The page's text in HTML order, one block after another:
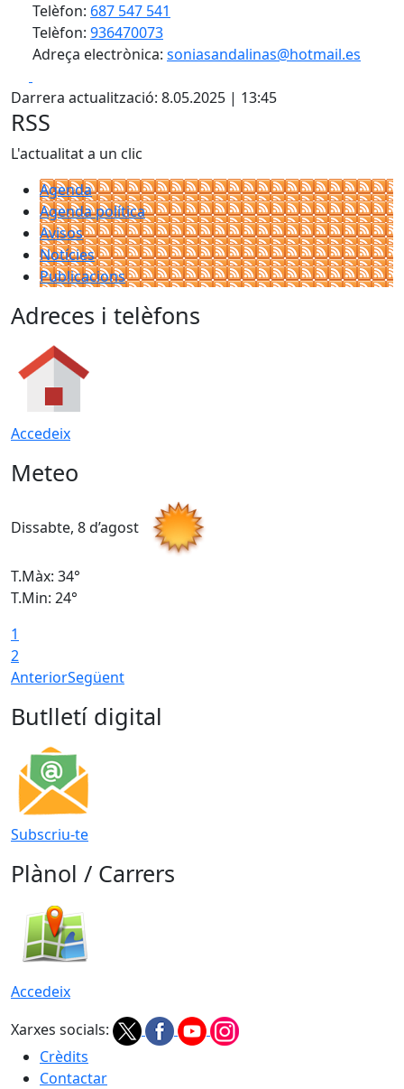
Telèfon: 687 547 541
Telèfon: 936470073
Adreça electrònica: soniasandalinas@hotmail.es
Darrera actualització: 8.05.2025 | 13:45
RSS
L'actualitat a un clic
Agenda
Agenda política
Avisos
Notícies
Publicacions
Adreces i telèfons
Accedeix
Meteo
Dissabte, 8 d’agost
T.Màx: 34°
T.Min: 24°
1
2
AnteriorSegüent
Butlletí digital
Subscriu-te
Plànol / Carrers
Accedeix
Xarxes socials:
Crèdits
Contactar